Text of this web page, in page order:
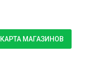
КАРТА МАГАЗИНОВ